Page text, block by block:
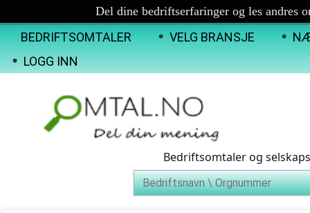
Del dine bedriftserfaringer og les andres
BEDRIFTSOMTALER VELG BRANSJE
LOGG INN
Bedriftsomtaler og